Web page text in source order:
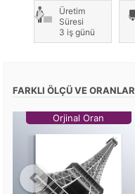
Üretim
Süresi
3 iş günü
FARKLI ÖLÇÜ VE ORANLAR
Orjinal Oran